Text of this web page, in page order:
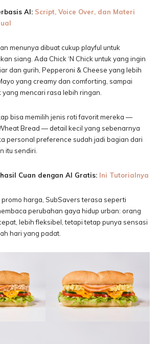
AI: Script, Voice Over, dan Materi
menunya dibuat cukup playful untuk
siang. Ada Chick ‘N Chick untuk yang ingin
dan gurih, Pepperoni & Cheese yang lebih
yang creamy dan comforting, sampai
yang mencari rasa lebih ringan.
bisa memilih jenis roti favorit mereka —
Bread — detail kecil yang sebenarnya
personal preference sudah jadi bagian dari
itu sendiri.
Cuan dengan AI Gratis: Ini Tutorialnya
harga, SubSavers terasa seperti
perubahan gaya hidup urban: orang
lebih fleksibel, tetapi tetap punya sensasi
hari yang padat.